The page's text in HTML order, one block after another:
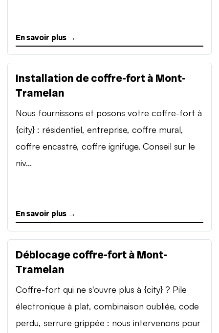
En savoir plus →
Installation de coffre-fort à Mont-
Tramelan
Nous fournissons et posons votre coffre-fort à
{city} : résidentiel, entreprise, coffre mural,
coffre encastré, coffre ignifuge. Conseil sur le
niv...
En savoir plus →
Déblocage coffre-fort à Mont-
Tramelan
Coffre-fort qui ne s'ouvre plus à {city} ? Pile
électronique à plat, combinaison oubliée, code
perdu, serrure grippée : nous intervenons pour